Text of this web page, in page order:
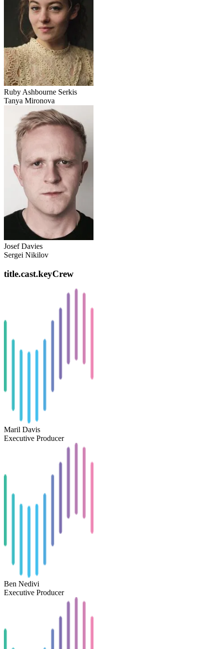
Ruby Ashbourne Serkis
Tanya Mironova
Josef Davies
Sergei Nikilov
title.cast.keyCrew
Maril Davis
Executive Producer
Ben Nedivi
Executive Producer